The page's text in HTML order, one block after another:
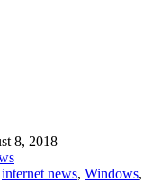
8, 2018
internet news, Windows,